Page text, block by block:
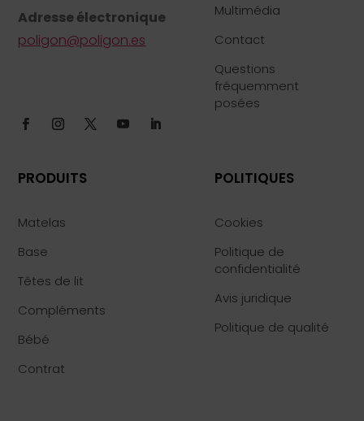
Adresse électronique
poligon@poligon.es
Multimédia
Contact
Questions
fréquemment
posées
PRODUITS
Matelas
Base
Têtes de lit
Compléments
Bébé
Contrat
POLITIQUES
Cookies
Politique de
confidentialité
Avis juridique
Politique de qualité